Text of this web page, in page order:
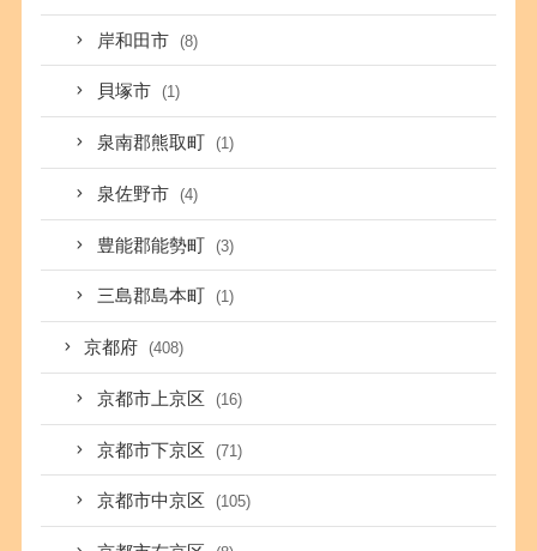
岸和田市 (8)
貝塚市 (1)
泉南郡熊取町 (1)
泉佐野市 (4)
豊能郡能勢町 (3)
三島郡島本町 (1)
京都府 (408)
京都市上京区 (16)
京都市下京区 (71)
京都市中京区 (105)